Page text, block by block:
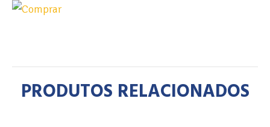
PRODUTOS RELACIONADOS